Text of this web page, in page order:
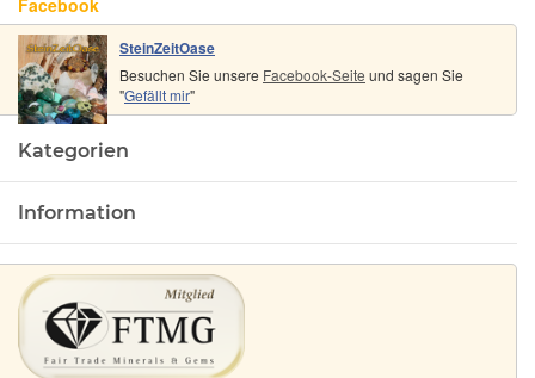
SteinZeitOase
Besuchen Sie unsere Facebook-Seite und sagen Sie
"Gefällt mir"
Kategorien
Information